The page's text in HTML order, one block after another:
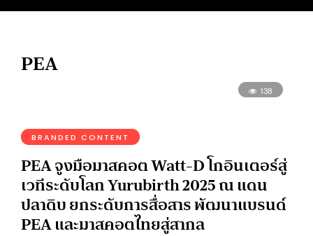
PEA
138
BRANDED CONTENT
PEA จูงมือมาสคอต Watt-D โกอินเตอร์สู่
เวทีระดับโลก Yurubirth 2025 ณ แดน
ปลาดิบ ยกระดับการสื่อสาร พัฒนาแบรนด์
PEA และมาสคอตไทยสู่สากล